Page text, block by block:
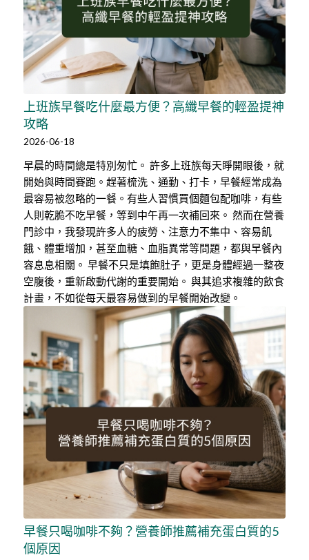
上班族早餐吃什麼最方便？高纖早餐的輕盈提神
攻略
2026-06-18
早晨的時間總是特別匆忙。 許多上班族每天睜開眼後，就
開始與時間賽跑。趕著梳洗、通勤、打卡，早餐經常成為
最容易被忽略的一餐。有些人習慣買個麵包配咖啡，有些
人則乾脆不吃早餐，等到中午再一次補回來。 然而在營養
門診中，我發現許多人的疲勞、注意力不集中、容易飢
餓、體重增加，甚至血糖、血脂異常等問題，都與早餐內
容息息相關。 早餐不只是填飽肚子，更是身體經過一整夜
空腹後，重新啟動代謝的重要開始。 與其追求複雜的飲食
計畫，不如從每天最容易做到的早餐開始改變。
早餐只喝咖啡不夠？營養師推薦補充蛋白質的5
個原因